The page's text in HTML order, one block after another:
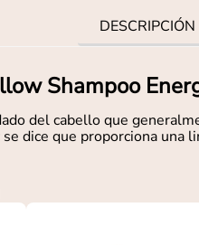
DESCRIPCIÓN
Shampoo
del cabello que
dice que proporciona